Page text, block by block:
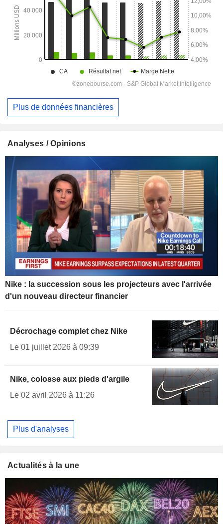
Plus de données financières
Analyses / Opinions
Nike : la succession sous les projecteurs avec l'arrivée
d'un nouveau directeur financier
Décrochage complet chez Nike
Le 01 juillet 2026 à 09:39
Nike, colosse aux pieds d'argile
Le 02 avril 2026 à 11:26
Plus d'analyses
Actualités à la une